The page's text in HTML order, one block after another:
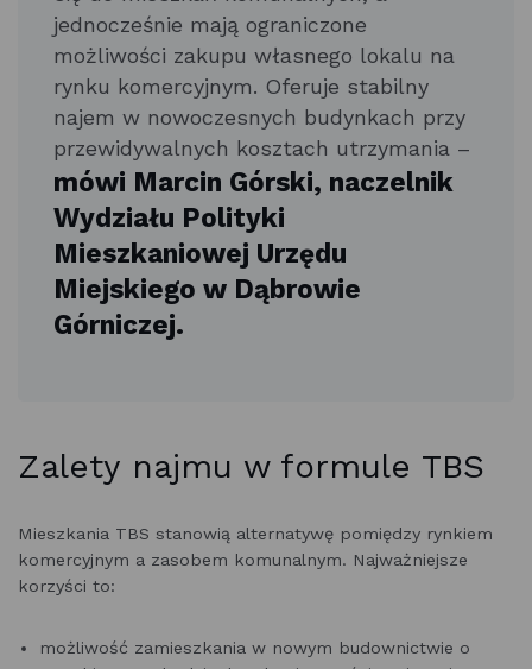
jednocześnie mają ograniczone
możliwości zakupu własnego lokalu na
rynku komercyjnym. Oferuje stabilny
najem w nowoczesnych budynkach przy
przewidywalnych kosztach utrzymania –
mówi Marcin Górski, naczelnik
Wydziału Polityki
Mieszkaniowej Urzędu
Miejskiego w Dąbrowie
Górniczej.
Zalety najmu w formule TBS
Mieszkania TBS stanowią alternatywę pomiędzy rynkiem
komercyjnym a zasobem komunalnym. Najważniejsze
korzyści to:
możliwość zamieszkania w nowym budownictwie o